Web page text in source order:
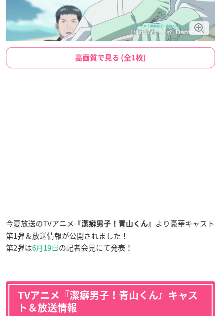
高画質で見る (全1枚)
今夏放送のTVアニメ 『潔癖男子！青山くん』
より豪華キャスト
第1弾＆放送情報が公開されました！
第2弾は6月19日の記者会見にて発表！
TVアニメ『潔癖男子！青山くん』キャス
ト＆放送情報